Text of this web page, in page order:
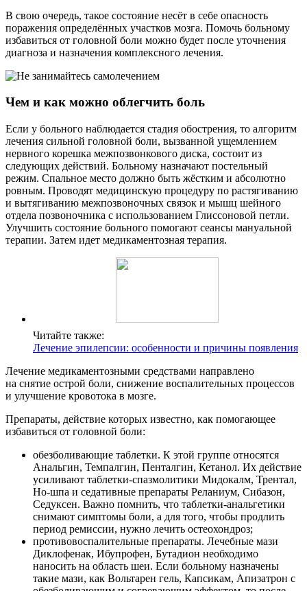
В свою очередь, такое состояние несёт в себе опасность
поражения определённых участков мозга. Помочь больному
избавиться от головной боли можно будет после уточнения
диагноза и назначения комплексного лечения.
Чем и как можно облегчить боль
Если у больного наблюдается стадия обострения, то алгоритм
лечения сильной головной боли, вызванной ущемлением
нервного корешка межпозвонкового диска, состоит из
следующих действий. Больному назначают постельный
режим. Спальное место должно быть жёстким и абсолютно
ровным. Проводят медицинскую процедуру по растягиванию
и вытягиванию межпозвоночных связок и мышц шейного
отдела позвоночника с использованием Глиссоновой петли.
Улучшить состояние больного помогают сеансы мануальной
терапии. Затем идет медикаментозная терапия.
Читайте также:
Лечение эпилепсии: особенности и причины появления
Лечение медикаментозными средствами направлено
на снятие острой боли, снижение воспалительных процессов
и улучшение кровотока в мозге.
Препараты, действие которых известно, как помогающее
избавиться от головной боли:
обезболивающие таблетки. К этой группе относятся
Анальгин, Темпалгин, Пенталгин, Кетанол. Их действие
усиливают таблетки-спазмолитики Мидокалм, Трентал,
Но-шпа и седативные препараты Реланиум, Сибазон,
Седуксен. Важно помнить, что таблетки-анальгетики
снимают симптомы боли, а для того, чтобы продлить
период ремиссии, нужно лечить остеохондроз;
противовоспалительные препараты. Лечебные мази
Диклофенак, Ибупрофен, Бутадион необходимо
наносить на область шеи. Если больному назначены
такие мази, как Вольтарен гель, Капсикам, Апизатрон с